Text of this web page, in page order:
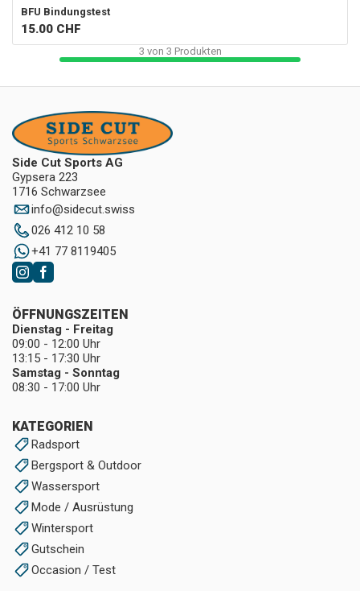
BFU Bindungstest
15.00 CHF
3 von 3 Produkten
Side Cut Sports AG
Gypsera 223
1716 Schwarzsee
info@sidecut.swiss
026 412 10 58
+41 77 8119405
KATEGORIEN
Radsport
Bergsport & Outdoor
Wassersport
Mode / Ausrüstung
Wintersport
Gutschein
Occasion / Test
ÖFFNUNGSZEITEN
Dienstag - Freitag
09:00 - 12:00 Uhr
13:15 - 17:30 Uhr
Samstag - Sonntag
08:30 - 17:00 Uhr